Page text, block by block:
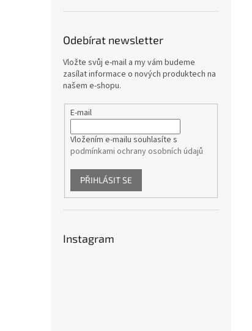
Odebírat newsletter
Vložte svůj e-mail a my vám budeme
zasílat informace o nových produktech na
našem e-shopu.
E-mail
Vložením e-mailu souhlasíte s
podmínkami ochrany osobních údajů
PŘIHLÁSIT SE
Instagram